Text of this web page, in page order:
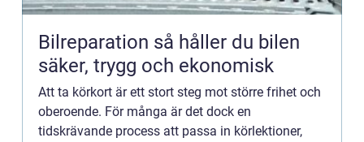
Bilreparation så håller du bilen
säker, trygg och ekonomisk
Att ta körkort är ett stort steg mot större frihet och
oberoende. För många är det dock en
tidskrävande process att passa in körlektioner,